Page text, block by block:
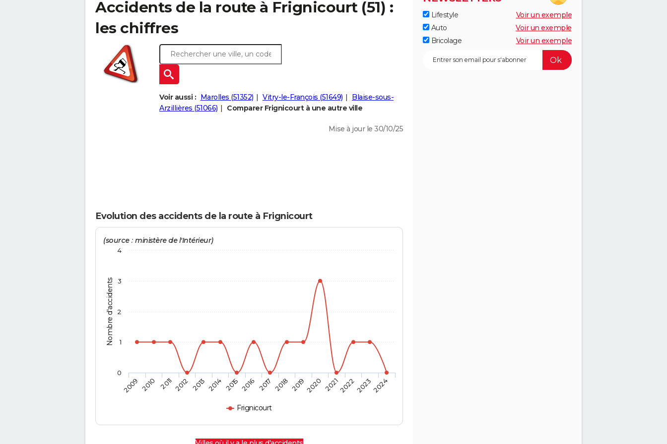
Accidents de la route à Frignicourt (51) :
les chiffres
Voir aussi : Marolles (51352) Vitry-le-François (51649)
Blaise-sous-
Arzillières (51066)
Comparer Frignicourt à une autre ville
Mise à jour le 30/10/25
Evolution des accidents de la route à Frignicourt
Nombre d'accidents
(source : ministère de l'Intérieur)
Frignicourt
2009 2010 2011 2012 2013 2014 2015 2016 2017 2018 20192020 2021202220232024
0
1
2
3
4
Lifestyle
Voir un exemple
Auto
Voir un exemple
Bricolage
Voir un exemple